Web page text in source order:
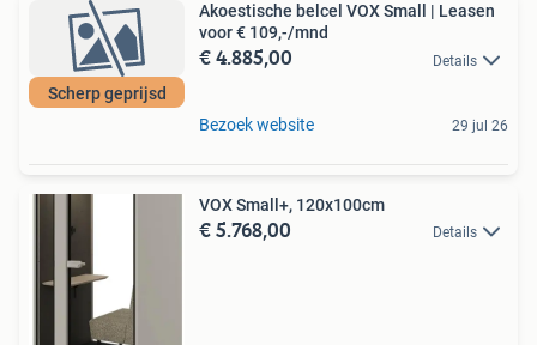
Scherp geprijsd
Akoestische belcel VOX Small | Leasen
voor € 109,-/mnd
€ 4.885,00 Details
Bezoek website 29 jul 26
VOX Small+, 120x100cm
€ 5.768,00 Details